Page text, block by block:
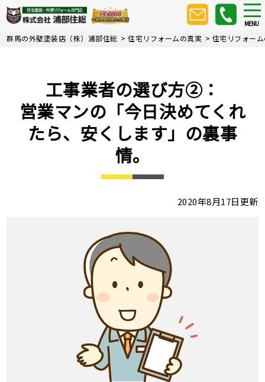
Skip
to
content
MENU
群馬の外壁塗装店（株）浦部住総 >住宅リフォームの真実 > 住宅リフォー
工事業者の選び方②：
営業マンの「今日決めてくれ
たら、安くします」の裏事
情。
2020年8月17日更新